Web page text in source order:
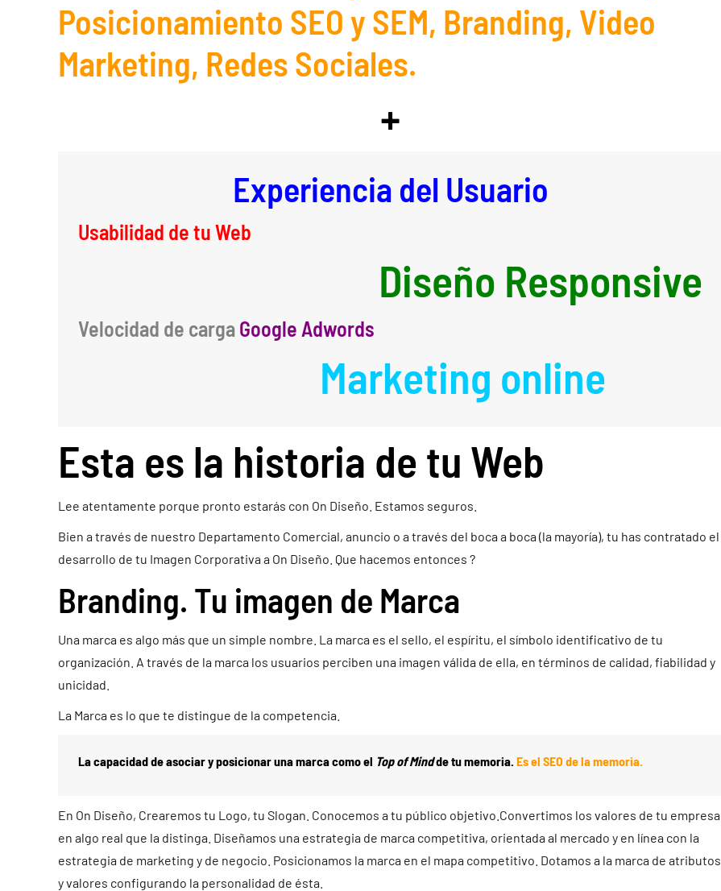
Posicionamiento SEO y SEM, Branding, Video
Marketing, Redes Sociales.
+
Experiencia del Usuario
Usabilidad de tu Web
Diseño Responsive
Velocidad de cargaGoogle Adwords
Marketing online
Esta es la historia de tu Web
Lee atentamente porque pronto estarás con On Diseño. Estamos seguros.
Bien a través de nuestro Departamento Comercial, anuncio o a través del boca a boca (la mayoría), tu has contratado el
desarrollo de tu Imagen Corporativa a On Diseño. Que hacemos entonces ?
Branding. Tu imagen de Marca
Una marca es algo más que un simple nombre. La marca es el sello, el espíritu, el símbolo identificativo de tu
organización. A través de la marca los usuarios perciben una imagen válida de ella, en términos de calidad, fiabilidad y
unicidad.
La Marca es lo que te distingue de la competencia.
La capacidad de asociar y posicionar una marca como el Top of Mindde tu memoria. Es el SEO de la memoria.
En On Diseño, Crearemos tu Logo, tu Slogan. Conocemos a tu público objetivo.Convertimos los valores de tu empresa
en algo real que la distinga. Diseñamos una estrategia de marca competitiva, orientada al mercado y en línea con la
estrategia de marketing y de negocio. Posicionamos la marca en el mapa competitivo. Dotamos a la marca de atributos
y valores configurando la personalidad de ésta.